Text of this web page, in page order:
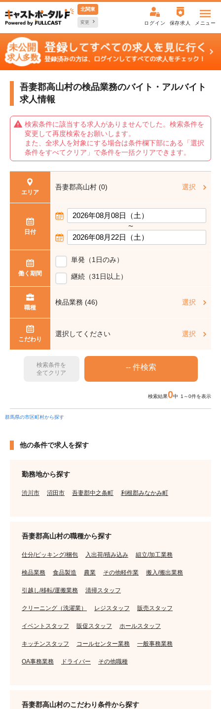
北関東
変更 ログイン 保存求人 メニュー
吾妻郡高山村の検品業務のバイト・アルバイト
求人情報
検索条件に該当する求人がありませんでした。検索条件を
変更して再度検索をお願いします。
また、全求人を対象にする場合は条件欄下部にある「選択
条件をすべてクリア」で条件を一括クリアできます。
エリア
吾妻郡高山村 (0) 選択
日付
〜
働く期間
単発（1日のみ）
継続（31日以上）
職種
検品業務 (46) 選択
こだわり
選択してください 選択
検索条件を
全てクリア
検索結果0中 1～0件を表示
群馬県の市区町村から探す
他の条件で求人を探す
勤務地から探す
渋川市 沼田市 吾妻郡中之条町 利根郡みなかみ町
吾妻郡高山村の職種から探す
仕分/ピッキング/梱包 入出荷/積み込み 組立/加工業務
検品業務 食品製造 農業 その他軽作業 搬入/搬出業務
引越し/移転/運搬業務 清掃スタッフ
クリーニング（洗濯業） レジスタッフ 販売スタッフ
イベントスタッフ 販促スタッフ ホールスタッフ
キッチンスタッフ コールセンター業務 一般事務業務
OA事務業務 ドライバー その他職種
吾妻郡高山村のこだわり条件から探す